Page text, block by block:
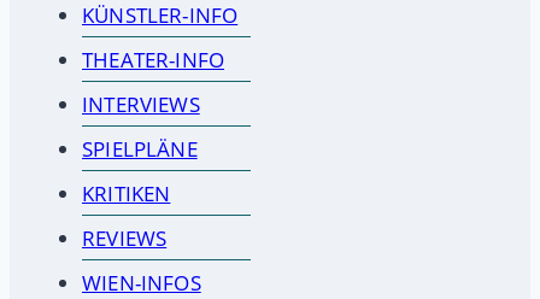
KÜNSTLER-INFO
THEATER-INFO
INTERVIEWS
SPIELPLÄNE
KRITIKEN
REVIEWS
WIEN-INFOS